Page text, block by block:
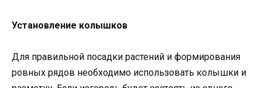
Установление колышков
Для правильной посадки растений и формирования
ровных рядов необходимо использовать колышки и